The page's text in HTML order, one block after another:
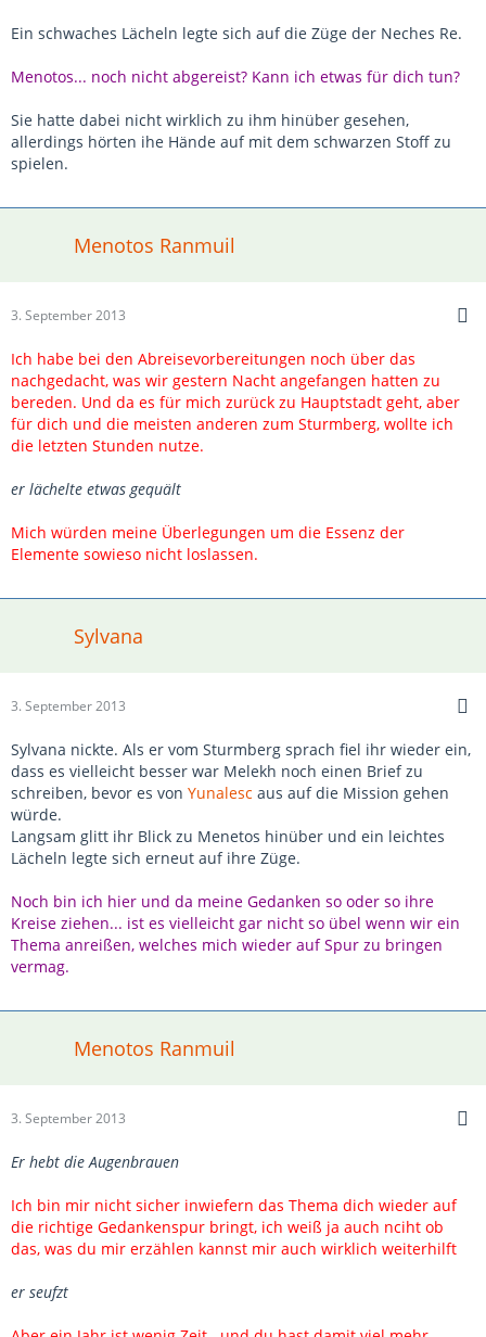
Ein schwaches Lächeln legte sich auf die Züge der Neches Re.
Menotos... noch nicht abgereist? Kann ich etwas für dich tun?
Sie hatte dabei nicht wirklich zu ihm hinüber gesehen,
allerdings hörten ihe Hände auf mit dem schwarzen Stoff zu
spielen.
Menotos Ranmuil
3. September 2013
Ich habe bei den Abreisevorbereitungen noch über das
nachgedacht, was wir gestern Nacht angefangen hatten zu
bereden. Und da es für mich zurück zu Hauptstadt geht, aber
für dich und die meisten anderen zum Sturmberg, wollte ich
die letzten Stunden nutze.
er lächelte etwas gequält
Mich würden meine Überlegungen um die Essenz der
Elemente sowieso nicht loslassen.
Sylvana
3. September 2013
Sylvana nickte. Als er vom Sturmberg sprach fiel ihr wieder ein,
dass es vielleicht besser war Melekh noch einen Brief zu
schreiben, bevor es von Yunalesc aus auf die Mission gehen
würde.
Langsam glitt ihr Blick zu Menetos hinüber und ein leichtes
Lächeln legte sich erneut auf ihre Züge.
Noch bin ich hier und da meine Gedanken so oder so ihre
Kreise ziehen... ist es vielleicht gar nicht so übel wenn wir ein
Thema anreißen, welches mich wieder auf Spur zu bringen
vermag.
Menotos Ranmuil
3. September 2013
Er hebt die Augenbrauen
Ich bin mir nicht sicher inwiefern das Thema dich wieder auf
die richtige Gedankenspur bringt, ich weiß ja auch nciht ob
das, was du mir erzählen kannst mir auch wirklich weiterhilft
er seufzt